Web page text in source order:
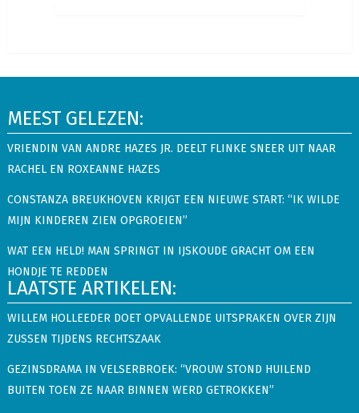
MEEST GELEZEN:
VRIENDIN VAN ANDRE HAZES JR. DEELT FLINKE SNEER UIT NAAR
RACHEL EN ROXEANNE HAZES
CONSTANZA BREUKHOVEN KRIJGT EEN NIEUWE START: “IK WILDE
MIJN KINDEREN ZIEN OPGROEIEN”
WAT EEN HELD! MAN SPRINGT IN IJSKOUDE GRACHT OM EEN
HONDJE TE REDDEN
LAATSTE ARTIKELEN:
WILLEM HOLLEEDER DOET OPVALLENDE UITSPRAKEN OVER ZIJN
ZUSSEN TIJDENS RECHTSZAAK
GEZINSDRAMA IN VELSERBROEK: “VROUW STOND HUILEND
BUITEN TOEN ZE NAAR BINNEN WERD GETROKKEN”